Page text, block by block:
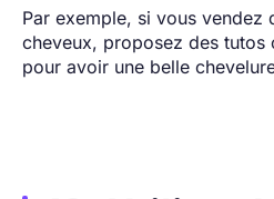
Par exemple, si vous vendez
cheveux, proposez des tutos
pour avoir une belle